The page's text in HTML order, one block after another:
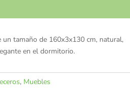
un tamaño de 160x3x130 cm, natural,
en el dormitorio.
, Muebles